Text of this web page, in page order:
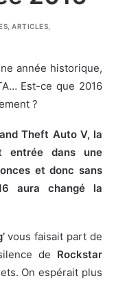
ARTICLES
année historique,
Est-ce que 2016
?
Theft Auto V, la
entrée dans une
et donc sans
aura changé la
vous faisait part de
de Rockstar
On espérait plus